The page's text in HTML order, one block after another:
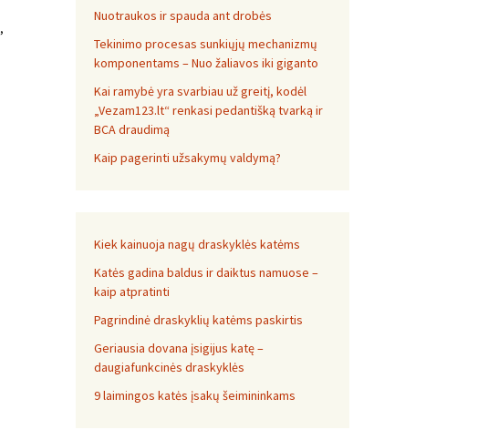
,
Nuotraukos ir spauda ant drobės
Tekinimo procesas sunkiųjų mechanizmų
komponentams – Nuo žaliavos iki giganto
Kai ramybė yra svarbiau už greitį, kodėl
„Vezam123.lt“ renkasi pedantišką tvarką ir
BCA draudimą
Kaip pagerinti užsakymų valdymą?
Kiek kainuoja nagų draskyklės katėms
Katės gadina baldus ir daiktus namuose –
kaip atpratinti
Pagrindinė draskyklių katėms paskirtis
Geriausia dovana įsigijus katę –
daugiafunkcinės draskyklės
9 laimingos katės įsakų šeimininkams